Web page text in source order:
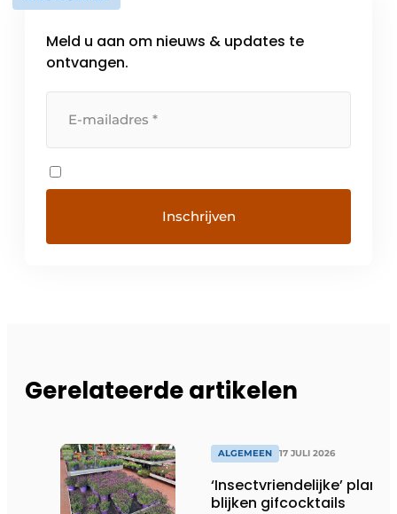
Meld u aan om nieuws & updates te
ontvangen.
Gerelateerde artikelen
ALGEMEEN 17 JULI 2026
‘Insectvriendelijke’
blijken gifcocktails